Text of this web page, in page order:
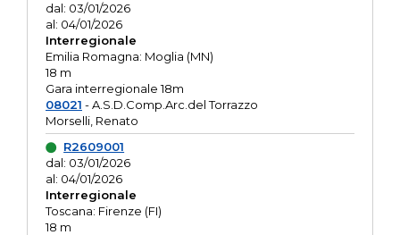
dal: 03/01/2026
al: 04/01/2026
Interregionale
Emilia Romagna: Moglia (MN)
18 m
Gara interregionale 18m
08021 - A.S.D.Comp.Arc.del Torrazzo
Morselli, Renato
R2609001
dal: 03/01/2026
al: 04/01/2026
Interregionale
Toscana: Firenze (FI)
18 m